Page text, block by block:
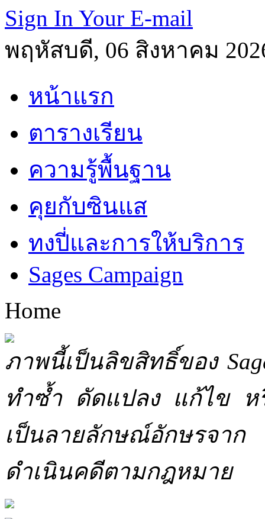
Sign In Your E-mail
พฤหัสบดี, 06 สิงหาคม
หน้าแรก
ตารางเรียน
ความรู้พื้นฐาน
คุยกับซินแส
ทงปี่และการให้บริการ
Sages Campaign
Home
ภาพนี้เป็นลิขสิทธิ์ของ
ทำซ้ำ ดัดแปลง แก้ไข ห
เป็นลายลักษณ์อักษรจาก
ดำเนินคดีตามกฎหมาย